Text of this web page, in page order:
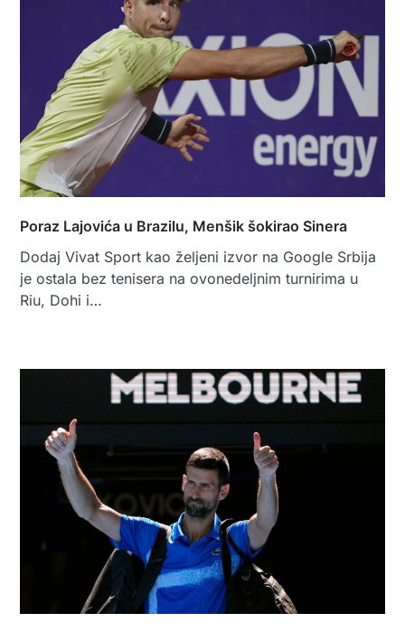
Poraz Lajovića u Brazilu, Menšik šokirao Sinera
Dodaj Vivat Sport kao željeni izvor na Google Srbija
je ostala bez tenisera na ovonedeljnim turnirima u
Riu, Dohi i…